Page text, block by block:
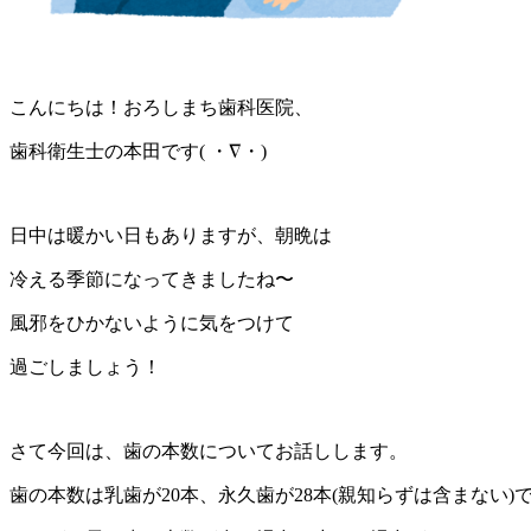
こんにちは！おろしまち歯科医院、
歯科衛生士の本田です( ・∇・)
日中は暖かい日もありますが、朝晩は
冷える季節になってきましたね〜
風邪をひかないように気をつけて
過ごしましょう！
さて今回は、歯の本数についてお話しします。
歯の本数は乳歯が20本、永久歯が28本(親知らずは含まない)